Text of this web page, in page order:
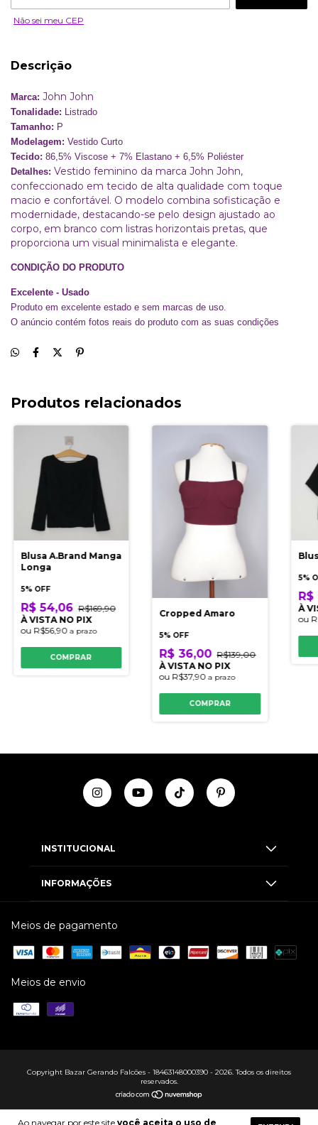
Ao navegar por este site você aceita o uso de
Não sei meu CEP
Descrição
Marca: John John
Tonalidade: Listrado
Tamanho: P
Modelagem: Vestido Curto
Tecido: 86,5% Viscose + 7% Elastano + 6,5% Poliéster
Detalhes: Vestido feminino da marca John John,
confeccionado em tecido de alta qualidade com toque
macio e confortável. O modelo combina sofisticação e
modernidade, destacando-se pelo design ajustado ao
corpo, em branco com listras horizontais pretas, que
proporciona um visual minimalista e elegante.
CONDIÇÃO DO PRODUTO
Excelente - Usado
Produto em excelente estado e sem marcas de uso.
O anúncio contém fotos reais do produto com as suas condições
Produtos relacionados
Blusa A.Brand Manga
Longa
5% OFF
R$ 54,06 R$169,90
À VISTA NO PIX
ou R$56,90 a prazo
COMPRAR
Cropped Amaro
5% OFF
R$ 36,00 R$139,00
À VISTA NO PIX
ou R$37,90a prazo
COMPRAR
5%
R$
À
ou
INSTITUCIONAL
INFORMAÇÕES
Meios de pagamento
Meios de envio
Copyright Bazar Gerando Falcões - 18463148000390 - 2026. Todos os direitos
reservados.